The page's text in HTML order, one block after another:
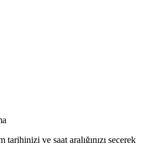
ve saat aralığınızı seçerek